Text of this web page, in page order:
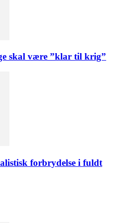
skal være ”klar til krig”
forbrydelse i fuldt